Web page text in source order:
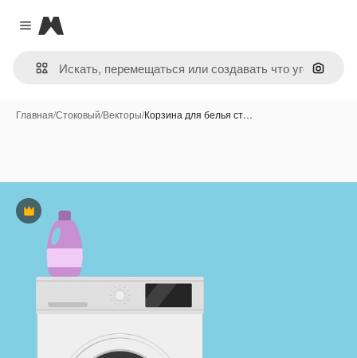
Close menu
Magnific
Поиск
Главная/Стоковый/Векторы/Корзина для белья ст…
Премиум